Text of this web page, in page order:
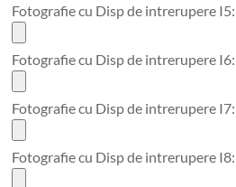
Fotografie cu Disp de intrerupere I5:
Fotografie cu Disp de intrerupere I6:
Fotografie cu Disp de intrerupere I7:
Fotografie cu Disp de intrerupere I8: